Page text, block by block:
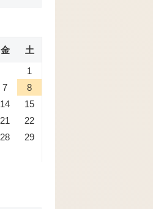
金
土
1
7
8
14
15
21
22
28
29